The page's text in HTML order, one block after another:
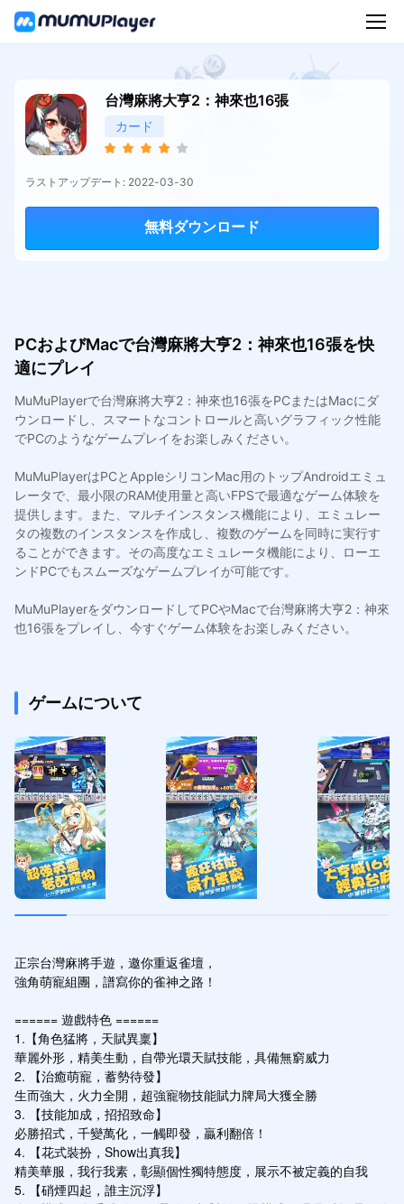
台灣麻將大亨2：神來也16張
カード
ラストアップデート: 2022-03-30
無料ダウンロード
PCおよびMacで台灣麻將大亨2：神來也16張を快
適にプレイ
MuMuPlayerで台灣麻將大亨2：神來也16張をPCまたはMacにダ
ウンロードし、スマートなコントロールと高いグラフィック性能
でPCのようなゲームプレイをお楽しみください。
MuMuPlayerはPCとAppleシリコンMac用のトップAndroidエミュ
レータで、最小限のRAM使用量と高いFPSで最適なゲーム体験を
提供します。また、マルチインスタンス機能により、エミュレー
タの複数のインスタンスを作成し、複数のゲームを同時に実行す
ることができます。その高度なエミュレータ機能により、ローエ
ンドPCでもスムーズなゲームプレイが可能です。
MuMuPlayerをダウンロードしてPCやMacで台灣麻將大亨2：神來
也16張をプレイし、今すぐゲーム体験をお楽しみください。
ゲームについて
正宗台灣麻將手遊，邀你重返雀壇，
強角萌寵組團，譜寫你的雀神之路！
====== 遊戲特色 ======
1.【角色猛將，天賦異稟】
華麗外形，精美生動，自帶光環天賦技能，具備無窮威力
2. 【治癒萌寵，蓄勢待發】
生而強大，火力全開，超強寵物技能賦力牌局大獲全勝
3. 【技能加成，招招致命】
必勝招式，千變萬化，一觸即發，贏利翻倍！
4. 【花式裝扮，Show出真我】
精美華服，我行我素，彰顯個性獨特態度，展示不被定義的自我
5. 【硝煙四起，誰主沉浮】